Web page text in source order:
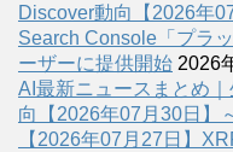
Discover動向【2026年
Search Console「プラ
ーザーに提供開始 2026
AI最新ニュースまとめ
向【2026年07月30日】
【2026年07月27日】